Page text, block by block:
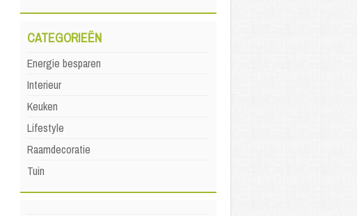
CATEGORIEËN
Energie besparen
Interieur
Keuken
Lifestyle
Raamdecoratie
Tuin